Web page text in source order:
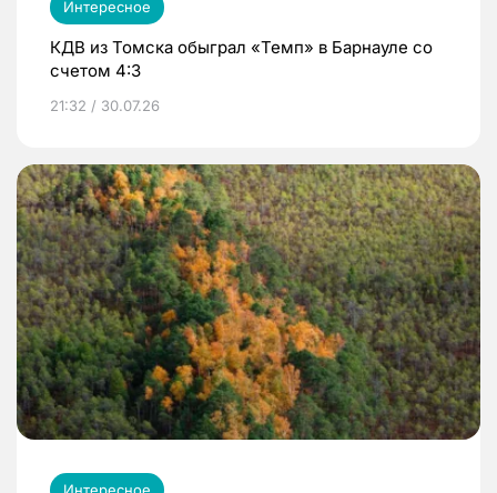
Интересное
КДВ из Томска обыграл «Темп» в Барнауле со
счетом 4:3
21:32 / 30.07.26